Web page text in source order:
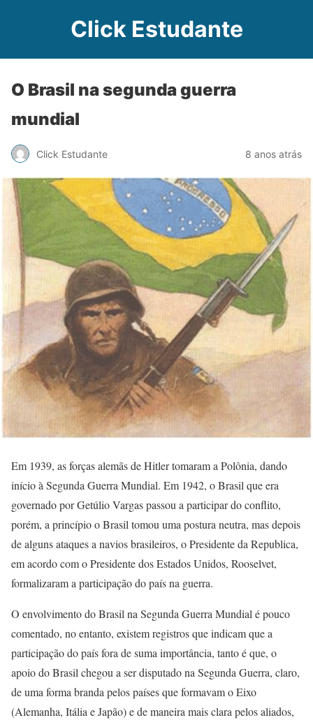
Click Estudante
O Brasil na segunda guerra
mundial
Click Estudante 8 anos atrás
Em 1939, as forças alemãs de Hitler tomaram a Polônia, dando
início à Segunda Guerra Mundial. Em 1942, o Brasil que era
governado por Getúlio Vargas passou a participar do conflito,
porém, a princípio o Brasil tomou uma postura neutra, mas depois
de alguns ataques a navios brasileiros, o Presidente da Republica,
em acordo com o Presidente dos Estados Unidos, Rooselvet,
formalizaram a participação do país na guerra.
O envolvimento do Brasil na Segunda Guerra Mundial é pouco
comentado, no entanto, existem registros que indicam que a
participação do país fora de suma importância, tanto é que, o
apoio do Brasil chegou a ser disputado na Segunda Guerra, claro,
de uma forma branda pelos países que formavam o Eixo
(Alemanha, Itália e Japão) e de maneira mais clara pelos aliados,